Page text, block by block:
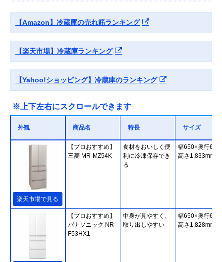
【Amazon】冷蔵庫の売れ筋ランキング
【楽天市場】冷蔵庫ランキング
【Yahoo!ショッピング】冷蔵庫のランキング
※上下左右にスクロールできます
外観 商品名 特長 サイズ
楽天市場で見る
【プロおすすめ】
三菱 MR-MZ54K
食材をおいしく便
利に冷凍保存でき
る
幅650×奥行
高さ1,833mm
【プロおすすめ】
パナソニック NR-
F53HX1
中身が見やすく、
取り出しやすい
幅650×奥行
高さ1,828mm